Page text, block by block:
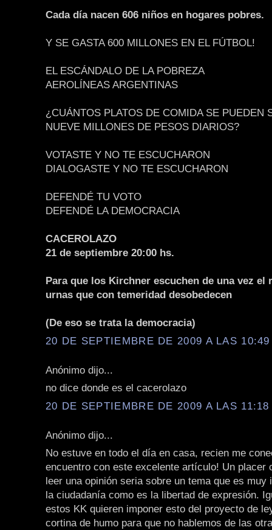
Cada día nacen 606 niños en hogares pobres.
Y SE GASTA 600 MILLONES EN EL FÚTBOL!
EL ESCÁNDALO DE LA POBREZA
AEROLÍNEAS ARGENTINAS
¿CUÁNTOS PLATOS DE COMIDA SE PUEDEN
NUEVE MILLONES DE PESOS DIARIOS?
VOTASTE Y NO TE ESCUCHARON
DIALOGASTE Y NO TE ESCUCHARON
DEFENDÉ TU VOTO
DEFENDÉ LA DEMOCRACIA
CACEROLAZO
21 de septiembre 20:00 hs.
Para que los Kirchner escuchen de una vez el
urnas que con temeridad desobedecen
(De eso se trata la democracia)
20 DE SEPTIEMBRE DE 2009 A LAS 10:49
Anónimo dijo...
no dice donde es el cacerolazo
20 DE SEPTIEMBRE DE 2009 A LAS 11:18
Anónimo dijo...
No estuve en todo el día en casa, recien me
encuentro con este excelente artículo! Un placer
leer una opinión seria sobre un tema que es muy
la ciudadanía como es la libertad de expresión.
estos KK quieren imponer esto del proyecto de
cortina de humo para que no hablemos de las